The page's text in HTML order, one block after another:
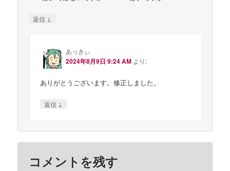
返信 ↓
あっきぃ
2024年8月9日 9:24 AM より:
ありがとうございます。修正しました。
返信 ↓
コメントを残す